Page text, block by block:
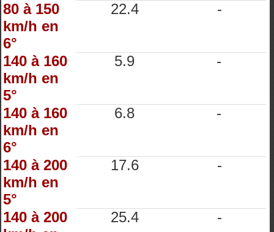
80 à 150
km/h en
6°
22.4 -
140 à 160
km/h en
5°
5.9 -
140 à 160
km/h en
6°
6.8 -
140 à 200
km/h en
5°
17.6 -
140 à 200
25.4 -